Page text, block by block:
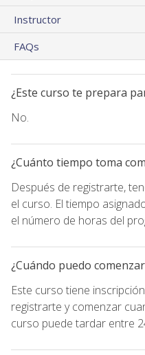
Instructor
FAQs
¿Este curso te prepara
No.
¿Cuánto tiempo toma
Después de registrarte,
el curso. El tiempo
el número de horas del
¿Cuándo puedo
Este curso tiene
registrarte y comenzar
curso puede tardar entre